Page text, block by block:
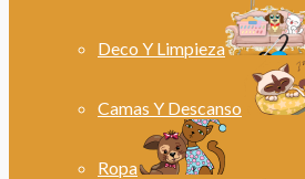
Deco Y Limpieza
Camas Y Descanso
Ropa